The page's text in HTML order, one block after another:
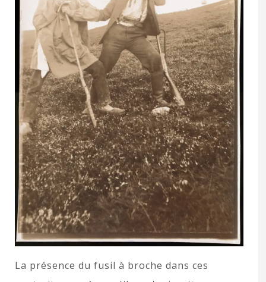
La présence du fusil à broche dans ces